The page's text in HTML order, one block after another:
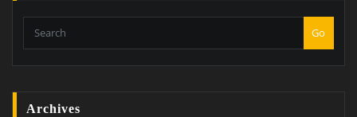
Go
Archives